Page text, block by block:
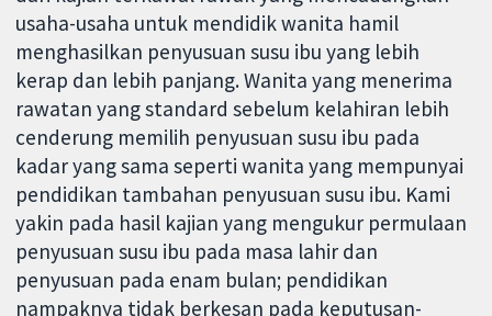
usaha-usaha untuk mendidik wanita hamil
menghasilkan penyusuan susu ibu yang lebih
kerap dan lebih panjang. Wanita yang menerima
rawatan yang standard sebelum kelahiran lebih
cenderung memilih penyusuan susu ibu pada
kadar yang sama seperti wanita yang mempunyai
pendidikan tambahan penyusuan susu ibu. Kami
yakin pada hasil kajian yang mengukur permulaan
penyusuan susu ibu pada masa lahir dan
penyusuan pada enam bulan; pendidikan
nampaknya tidak berkesan pada keputusan-